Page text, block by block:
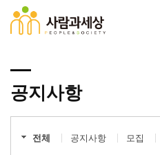
공지사항
전체 공지사항 모집